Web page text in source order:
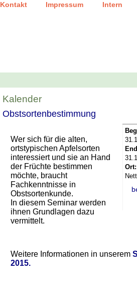
Kontakt Impressum Intern
Kalender
Obstsortenbestimmung
Ort:
Wer sich für die alten,
ortstypischen Apfelsorten
interessiert und sie an Hand
der Früchte bestimmen
möchte, braucht
Fachkenntnisse in
Obstsortenkunde.
In diesem Seminar werden
ihnen Grundlagen dazu
vermittelt.
Weitere Informationen in unserem
2015.